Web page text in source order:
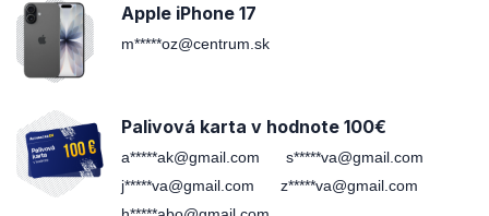
Apple iPhone 17
m*****oz@centrum.sk
Palivová karta v hodnote 100€
a*****ak@gmail.com
s*****va@gmail.com
j*****va@gmail.com
z*****va@gmail.com